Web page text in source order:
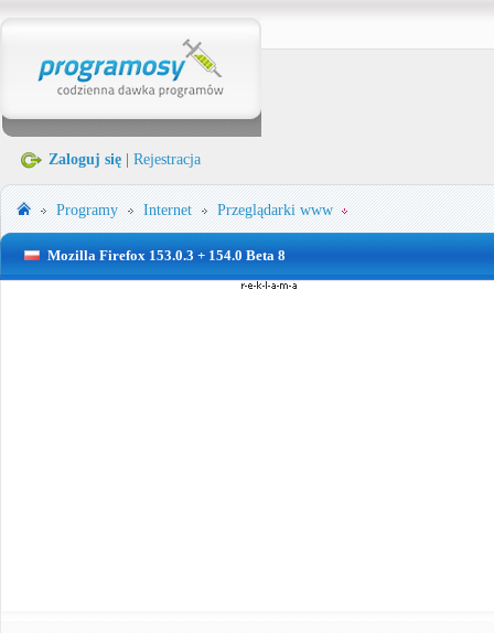
Zaloguj się Rejestracja
Programy Internet Przeglądarki www
Mozilla Firefox 153.0.3 + 154.0 Beta 8